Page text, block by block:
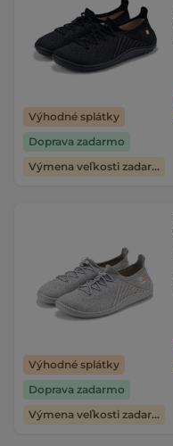
Výhodné splátky
Doprava zadarmo
Výmena veľkosti zadarmo
Výhodné splátky
Doprava zadarmo
Výmena veľkosti zadarmo